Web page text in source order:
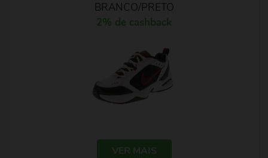
BRANCO/PRETO
2% de cashback
VER MAIS